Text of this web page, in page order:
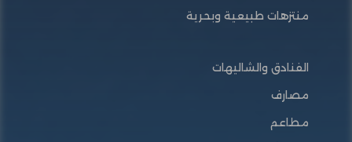
منتزهات طبيعية وبحرية
الفنادق والشاليهات
مصارف
مطاعم